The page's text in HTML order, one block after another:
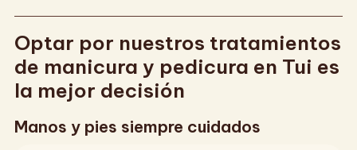
Optar por nuestros tratamientos
de manicura y pedicura en Tui es
la mejor decisión
Manos y pies siempre cuidados